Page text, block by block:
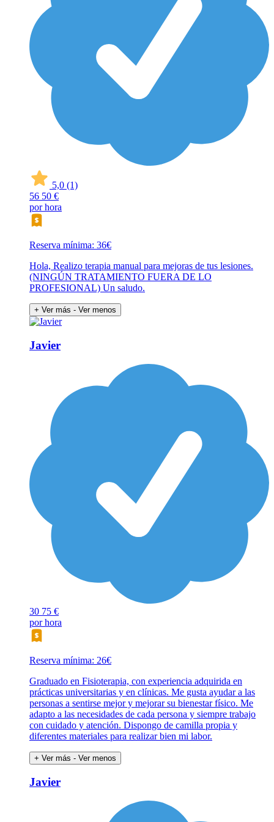
5,0 (1)
56 50 €
por hora
Reserva mínima: 36€
Hola, Realizo terapia manual para mejoras de tus lesiones.
(NINGÚN TRATAMIENTO FUERA DE LO
PROFESIONAL) Un saludo.
+ Ver más - Ver menos
Javier
30 75 €
por hora
Reserva mínima: 26€
Graduado en Fisioterapia, con experiencia adquirida en
prácticas universitarias y en clínicas. Me gusta ayudar a las
personas a sentirse mejor y mejorar su bienestar físico. Me
adapto a las necesidades de cada persona y siempre trabajo
con cuidado y atención. Dispongo de camilla propia y
diferentes materiales para realizar bien mi labor.
+ Ver más - Ver menos
Javier